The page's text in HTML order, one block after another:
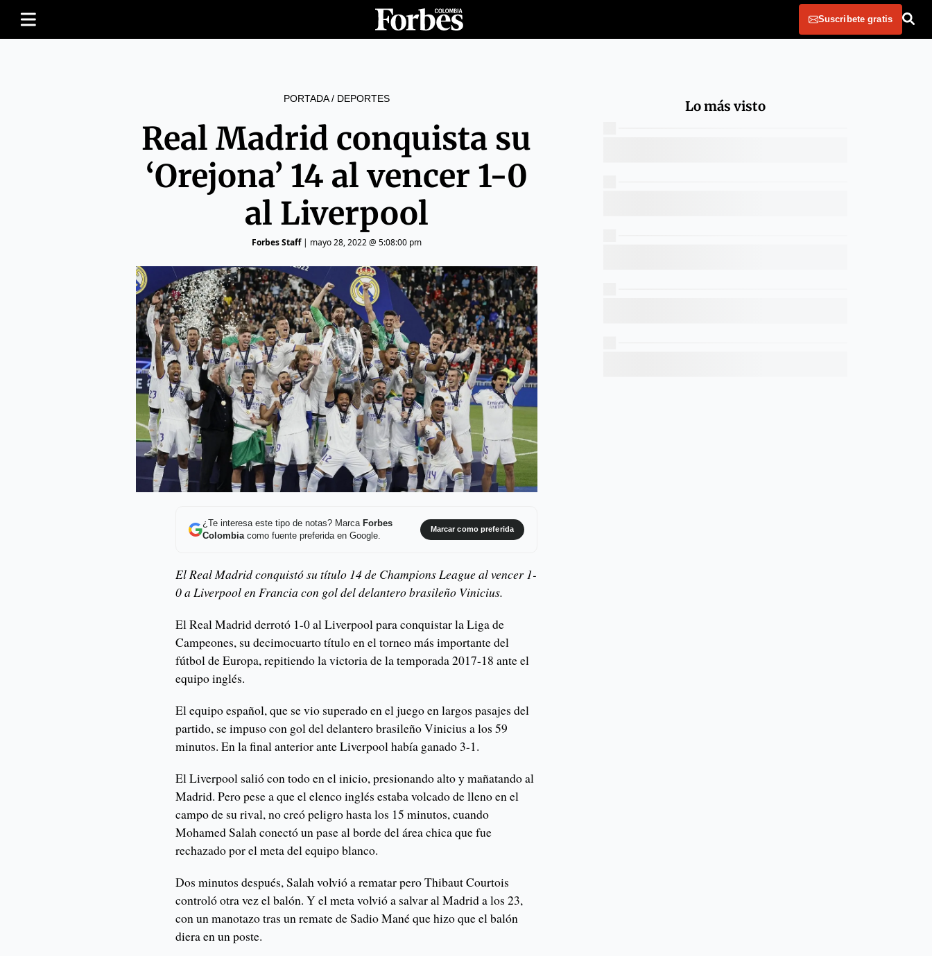
Suscribete gratis
PORTADA/ DEPORTES
Real Madrid conquista su
‘Orejona’ 14 al vencer 1-0
al Liverpool
Forbes Staff| mayo 28, 2022 @ 5:08:00 pm
¿Te interesa este tipo de notas? Marca Forbes
Colombiacomo fuente preferida en Google.
Marcar como preferida
El Real Madrid conquistó su título 14 de Champions League al vencer 1-
0 a Liverpool en Francia con gol del delantero brasileño Vinicius.
El Real Madrid derrotó 1-0 al Liverpool para conquistar la Liga de
Campeones, su decimocuarto título en el torneo más importante del
fútbol de Europa, repitiendo la victoria de la temporada 2017-18 ante el
equipo inglés.
El equipo español, que se vio superado en el juego en largos pasajes del
partido, se impuso con gol del delantero brasileño Vinicius a los 59
minutos. En la final anterior ante Liverpool había ganado 3-1.
El Liverpool salió con todo en el inicio, presionando alto y mañatando al
Madrid. Pero pese a que el elenco inglés estaba volcado de lleno en el
campo de su rival, no creó peligro hasta los 15 minutos, cuando
Mohamed Salah conectó un pase al borde del área chica que fue
rechazado por el meta del equipo blanco.
Dos minutos después, Salah volvió a rematar pero Thibaut Courtois
controló otra vez el balón. Y el meta volvió a salvar al Madrid a los 23,
con un manotazo tras un remate de Sadio Mané que hizo que el balón
diera en un poste.
Lo más visto